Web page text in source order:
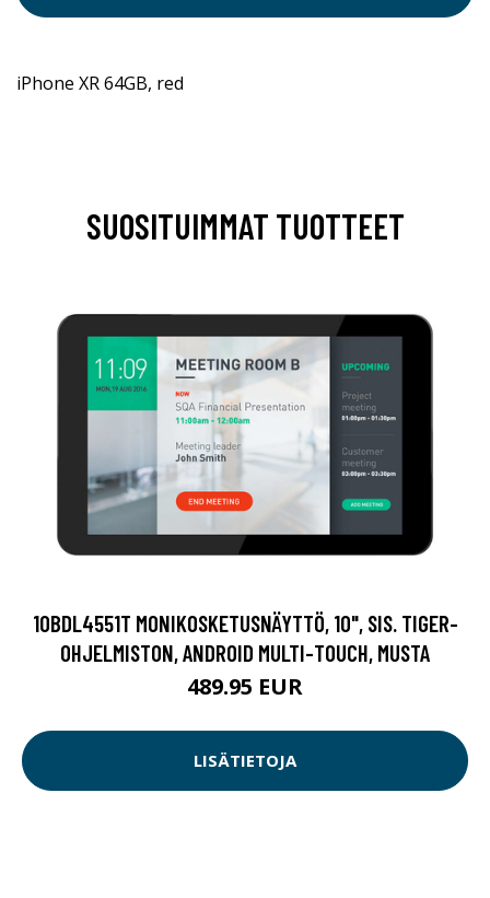
iPhone XR 64GB, red
SUOSITUIMMAT TUOTTEET
10BDL4551T MONIKOSKETUSNÄYTTÖ, 10", SIS. TIGER-
OHJELMISTON, ANDROID MULTI-TOUCH, MUSTA
489.95 EUR
LISÄTIETOJA